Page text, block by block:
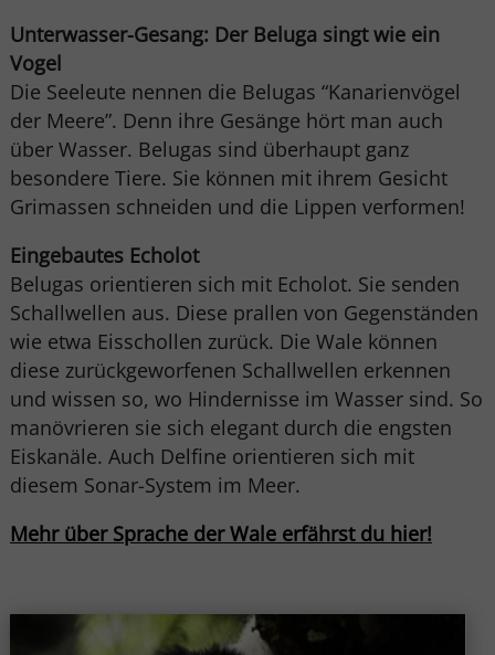
Unterwasser-Gesang: Der Beluga singt wie ein
Vogel
Die Seeleute nennen die Belugas “Kanarienvögel
der Meere”. Denn ihre Gesänge hört man auch
über Wasser. Belugas sind überhaupt ganz
besondere Tiere. Sie können mit ihrem Gesicht
Grimassen schneiden und die Lippen verformen!
Eingebautes Echolot
Belugas orientieren sich mit Echolot. Sie senden
Schallwellen aus. Diese prallen von Gegenständen
wie etwa Eisschollen zurück. Die Wale können
diese zurückgeworfenen Schallwellen erkennen
und wissen so, wo Hindernisse im Wasser sind. So
manövrieren sie sich elegant durch die engsten
Eiskanäle. Auch Delfine orientieren sich mit
diesem Sonar-System im Meer.
Mehr über Sprache der Wale erfährst du hier!